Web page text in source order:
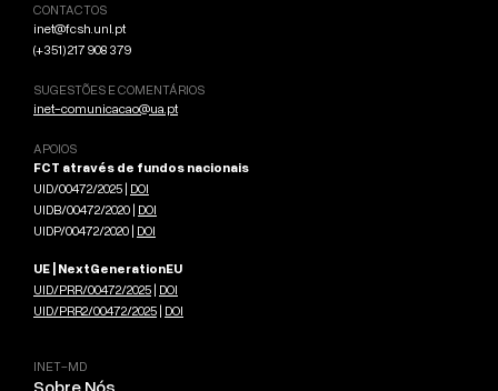
CONTACTOS
inet@fcsh.unl.pt
(+351) 217 908 379
SUGESTÕES E COMENTÁRIOS
inet-comunicacao@ua.pt
APOIOS
FCT através de fundos nacionais
UID/00472/2025 | DOI
UIDB/00472/2020 | DOI
UIDP/00472/2020 | DOI
UE | NextGenerationEU
UID/PRR/00472/2025 | DOI
UID/PRR2/00472/2025 | DOI
INET-MD
Sobre Nós